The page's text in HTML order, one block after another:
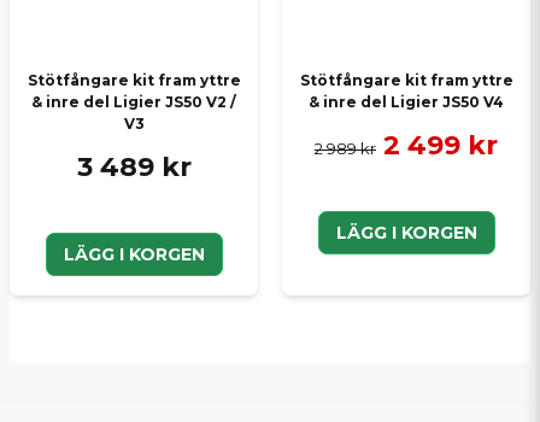
Stötfångare kit fram yttre
& inre del Ligier JS50 V2 /
V3
3 489 kr
LÄGG I KORGEN
Stötfångare kit fram yttre
& inre del Ligier JS50 V4
2 989 kr 2 499 kr
LÄGG I KORGEN